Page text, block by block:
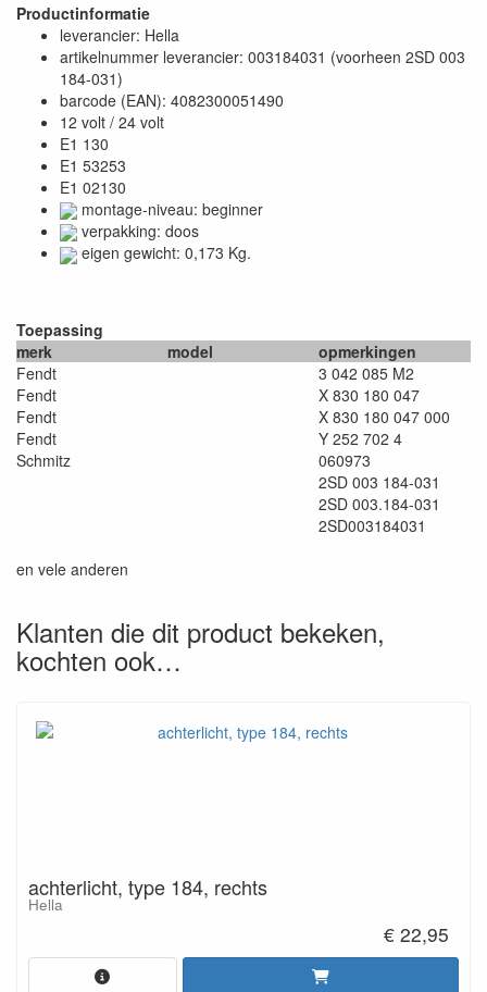
Productinformatie
leverancier: Hella
artikelnummer leverancier: 003184031 (voorheen 2SD 003
184-031)
barcode (EAN): 4082300051490
12 volt / 24 volt
E1 130
E1 53253
E1 02130
montage-niveau: beginner
verpakking: doos
eigen gewicht: 0,173 Kg.
Toepassing
merk
model
opmerkingen
Fendt
3 042 085 M2
Fendt
X 830 180 047
Fendt
X 830 180 047 000
Fendt
Y 252 702 4
Schmitz
060973
2SD 003 184-031
2SD 003.184-031
2SD003184031
en vele anderen
Klanten die dit product bekeken,
kochten ook…
achterlicht, type 184, rechts
Hella
€ 22,95